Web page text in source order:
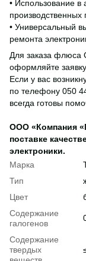
• Использование в
производственных
• Универсальный
ремонта
Для заказа флюса
оформляйте
Если у вас
по телефону 050
всегда готовы
ООО «Компания
поставке
электроники.
Марка
Тип
Цвет
Содержание
галогенов
Содержание
твердых